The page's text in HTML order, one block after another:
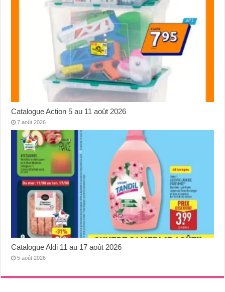
Catalogue Action 5 au 11 août 2026
7 août 2026
Catalogue Aldi 11 au 17 août 2026
5 août 2026